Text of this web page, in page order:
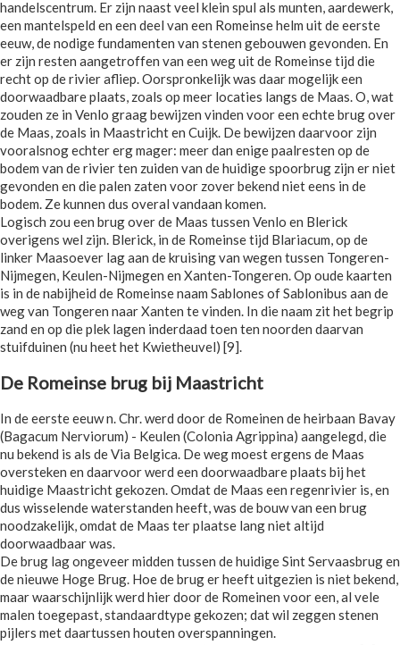
handelscentrum. Er zijn naast veel klein spul als munten, aardewerk,
een mantelspeld en een deel van een Romeinse helm uit de eerste
eeuw, de nodige fundamenten van stenen gebouwen gevonden. En
er zijn resten aangetroffen van een weg uit de Romeinse tijd die
recht op de rivier afliep. Oorspronkelijk was daar mogelijk een
doorwaadbare plaats, zoals op meer locaties langs de Maas. O, wat
zouden ze in Venlo graag bewijzen vinden voor een echte brug over
de Maas, zoals in Maastricht en Cuijk. De bewijzen daarvoor zijn
vooralsnog echter erg mager: meer dan enige paalresten op de
bodem van de rivier ten zuiden van de huidige spoorbrug zijn er niet
gevonden en die palen zaten voor zover bekend niet eens in de
bodem. Ze kunnen dus overal vandaan komen.
Logisch zou een brug over de Maas tussen Venlo en Blerick
overigens wel zijn. Blerick, in de Romeinse tijd Blariacum, op de
linker Maasoever lag aan de kruising van wegen tussen Tongeren-
Nijmegen, Keulen-Nijmegen en Xanten-Tongeren. Op oude kaarten
is in de nabijheid de Romeinse naam Sablones of Sablonibus aan de
weg van Tongeren naar Xanten te vinden. In die naam zit het begrip
zand en op die plek lagen inderdaad toen ten noorden daarvan
stuifduinen (nu heet het Kwietheuvel) [9].
De Romeinse brug bij Maastricht
In de eerste eeuw n. Chr. werd door de Romeinen de heirbaan Bavay
(Bagacum Nerviorum) - Keulen (Colonia Agrippina) aangelegd, die
nu bekend is als de Via Belgica. De weg moest ergens de Maas
oversteken en daarvoor werd een doorwaadbare plaats bij het
huidige Maastricht gekozen. Omdat de Maas een regenrivier is, en
dus wisselende waterstanden heeft, was de bouw van een brug
noodzakelijk, omdat de Maas ter plaatse lang niet altijd
doorwaadbaar was.
De brug lag ongeveer midden tussen de huidige Sint Servaasbrug en
de nieuwe Hoge Brug. Hoe de brug er heeft uitgezien is niet bekend,
maar waarschijnlijk werd hier door de Romeinen voor een, al vele
malen toegepast, standaardtype gekozen; dat wil zeggen stenen
pijlers met daartussen houten overspanningen.